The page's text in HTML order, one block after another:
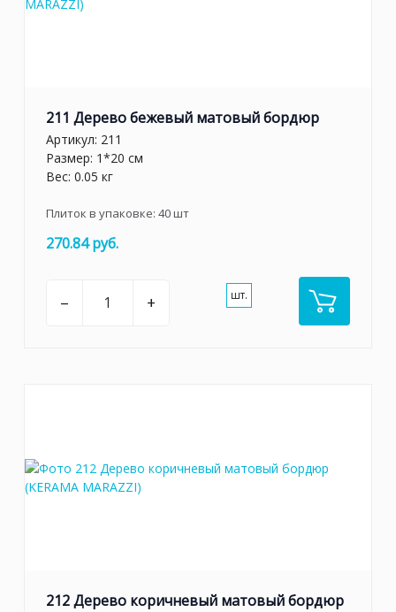
211 Дерево бежевый матовый бордюр
Артикул: 211
Размер: 1*20 см
Вес: 0.05 кг
Плиток в упаковке: 40шт
270.84 руб.
– + шт.
212 Дерево коричневый матовый бордюр